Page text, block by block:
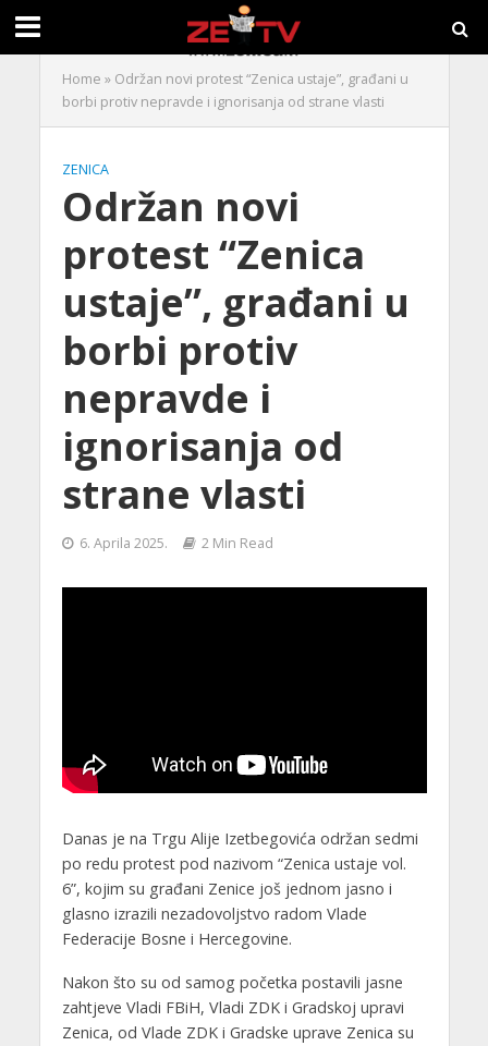
Home » Održan novi protest “Zenica ustaje”, građani u
borbi protiv nepravde i ignorisanja od strane vlasti
ZENICA
Održan novi
protest “Zenica
ustaje”, građani u
borbi protiv
nepravde i
ignorisanja od
strane vlasti
6. Aprila 2025. 2 Min Read
Danas je na Trgu Alije Izetbegovića održan sedmi
po redu protest pod nazivom “Zenica ustaje vol.
6”, kojim su građani Zenice još jednom jasno i
glasno izrazili nezadovoljstvo radom Vlade
Federacije Bosne i Hercegovine.
Nakon što su od samog početka postavili jasne
zahtjeve Vladi FBiH, Vladi ZDK i Gradskoj upravi
Zenica, od Vlade ZDK i Gradske uprave Zenica su